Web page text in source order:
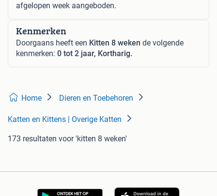
afgelopen week aangeboden.
Kenmerken
Doorgaans heeft een Kitten 8 weken de volgende
kenmerken: 0 tot 2 jaar, Kortharig.
Home Dieren en Toebehoren
Katten en Kittens | Overige Katten
173 resultaten voor 'kitten 8 weken'